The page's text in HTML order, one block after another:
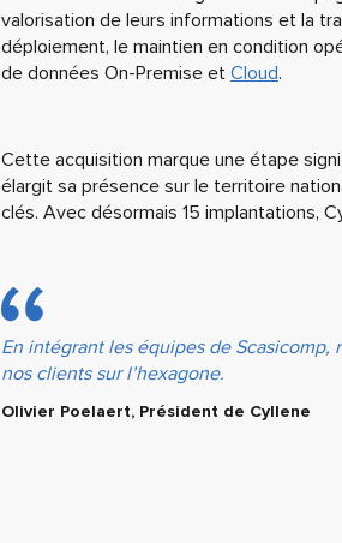
valorisation de leurs informations et la
déploiement, le maintien en condition
de données On-Premise et Cloud.
Cette acquisition marque une étape
élargit sa présence sur le territoire
clés. Avec désormais 15 implantations,
En intégrant les équipes de
nos clients sur l’hexagone.
Olivier Poelaert, Président de Cyllene